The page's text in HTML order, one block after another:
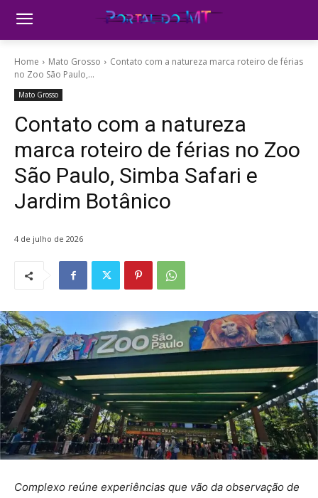
Home Mato Grosso
Contato com a natureza marca roteiro de férias
no Zoo São Paulo,...
Mato Grosso
Contato com a natureza
marca roteiro de férias no Zoo
São Paulo, Simba Safari e
Jardim Botânico
4 de julho de 2026
Complexo reúne experiências que vão da observação de